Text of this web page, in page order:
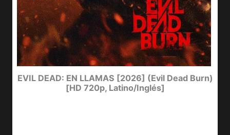
EVIL DEAD: EN LLAMAS [2026] (Evil Dead Burn)
[HD 720p, Latino/Inglés]